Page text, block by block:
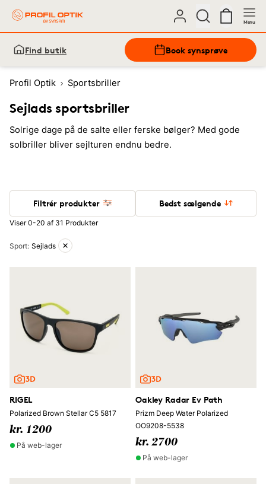
Menu
Find butik Book synsprøve
Profil Optik Sportsbriller
Sejlads sportsbriller
Solrige dage på de salte eller ferske bølger? Med gode
solbriller bliver sejlturen endnu bedre.
Filtrér produkter Bedst sælgende
Viser 0-20 af 31 Produkter
Aktive filtre
Sport: Sejlads
RIGEL
Polarized Brown Stellar C5 5817
kr. 1200
På web-lager
Oakley Radar Ev Path
Prizm Deep Water Polarized
OO9208-5538
kr. 2700
På web-lager